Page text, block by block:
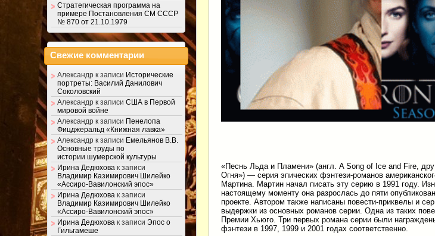
«Песнь Льда и Пламени» (англ. A Song of Ice and Fire,
Огня») — серия эпических фэнтези-романов
Мартина. Мартин начал писать эту серию в 1991 году.
настоящему моменту она разрослась до пяти
проекте. Автором также написаны повести-приквелы и
выдержки из основных романов серии. Одна из таких
Премии Хьюго. Три первых романа серии были
фэнтези в 1997, 1999 и 2001 годах соответственно.
Стратегическая программа на
примере Постановления СМ СССР
№ 870 от 21.10.1979
Свежие комментарии
Александр к записи Исторические
портреты: Василий Данилович
Соколовский
Александр к записи США в Первой
мировой войне
Александр к записи Пенелопа
Фицджеральд «Книжная лавка»
Александр к записи Емельянов В.В.
Основные труды по
истории шумерской культуры
Ирина Дедюхова к записи
Владимир Казимирович Шилейко
«Ассиро-Вавилонский эпос»
Ирина Дедюхова к записи
Владимир Казимирович Шилейко
«Ассиро-Вавилонский эпос»
Ирина Дедюхова к записи Эпос о
Гильгамеше